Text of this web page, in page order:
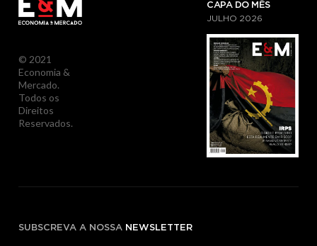
© 2021
Economia &
Mercado.
Todos os
Direitos
Reservados.
CAPA DO MÊS
JULHO 2026
SUBSCREVA A NOSSA NEWSLETTER